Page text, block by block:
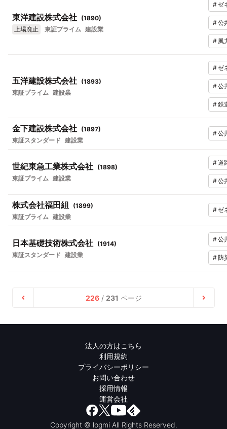
東洋建設株式会社 (1890)
上場廃止
東証プライム 建設業
#ゼ
#公
# 風
五洋建設株式会社 (1893)
東証プライム 建設業
#ゼ
#公
#鉄
金下建設株式会社 (1897)
東証スタンダード 建設業
#公
世紀東急工業株式会社 (1898)
東証プライム 建設業
#道
#公
株式会社福田組 (1899)
東証プライム 建設業
#ゼ
日本基礎技術株式会社 (1914)
東証スタンダード 建設業
#公
#防
226/ 231 ページ
法人の方はこちら
利用規約
プライバシーポリシー
お問い合わせ
採用情報
運営会社
Copyright © logmi All Rights Reserved.